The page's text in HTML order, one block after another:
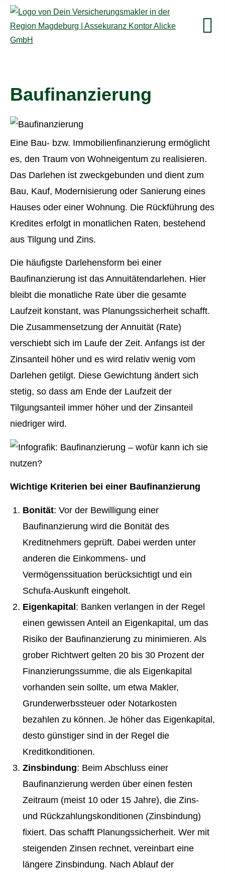
Baufinanzierung
Eine Bau- bzw. Immobilienfinanzierung ermöglicht
es, den Traum von Wohneigentum zu realisieren.
Das Darlehen ist zweckgebunden und dient zum
Bau, Kauf, Modernisierung oder Sanierung eines
Hauses oder einer Wohnung. Die Rückführung des
Kredites erfolgt in monatlichen Raten, bestehend
aus Tilgung und Zins.
Die häufigste Darlehensform bei einer
Baufinanzierung ist das Annuitätendarlehen. Hier
bleibt die monatliche Rate über die gesamte
Laufzeit konstant, was Planungssicherheit schafft.
Die Zusammensetzung der Annuität (Rate)
verschiebt sich im Laufe der Zeit. Anfangs ist der
Zinsanteil höher und es wird relativ wenig vom
Darlehen getilgt. Diese Gewichtung ändert sich
stetig, so dass am Ende der Laufzeit der
Tilgungsanteil immer höher und der Zinsanteil
niedriger wird.
Wichtige Kriterien bei einer Baufinanzierung
Bonität: Vor der Bewilligung einer
Baufinanzierung wird die Bonität des
Kreditnehmers geprüft. Dabei werden unter
anderen die Einkommens- und
Vermögenssituation berücksichtigt und ein
Schufa-Auskunft eingeholt.
Eigenkapital: Banken verlangen in der Regel
einen gewissen Anteil an Eigenkapital, um das
Risiko der Baufinanzierung zu minimieren. Als
grober Richtwert gelten 20 bis 30 Prozent der
Finanzierungssumme, die als Eigenkapital
vorhanden sein sollte, um etwa Makler,
Grunderwerbssteuer oder Notarkosten
bezahlen zu können. Je höher das Eigenkapital,
desto günstiger sind in der Regel die
Kreditkonditionen.
Zinsbindung: Beim Abschluss einer
Baufinanzierung werden über einen festen
Zeitraum (meist 10 oder 15 Jahre), die Zins-
und Rückzahlungskonditionen (Zinsbindung)
fixiert. Das schafft Planungssicherheit. Wer mit
steigenden Zinsen rechnet, vereinbart eine
längere Zinsbindung. Nach Ablauf der